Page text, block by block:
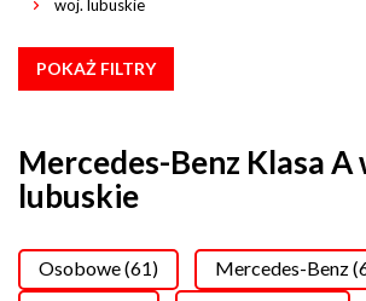
woj. lubuskie
POKAŻ FILTRY
Mercedes-Benz Klasa A
lubuskie
Osobowe (61)
Mercedes-Benz